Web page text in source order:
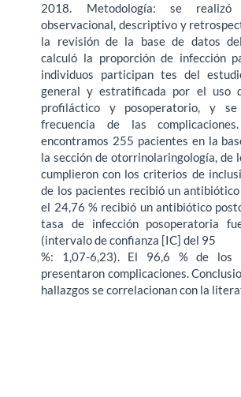
2018. Metodología: se
observacional, descriptivo y
la revisión de la base de datos
calculó la proporción de infección
individuos participan tes del
general y estratificada por el uso
profiláctico y posoperatorio, y
frecuencia de las
encontramos 255 pacientes en la
la sección de otorrinolaringología, de
cumplieron con los criterios de
de los pacientes recibió un
el 24,76 % recibió un antibiótico
tasa de infección posoperatoria
(intervalo de confianza [IC] del 95
%: 1,07-6,23). El 96,6 % de los
presentaron complicaciones.
hallazgos se correlacionan con la